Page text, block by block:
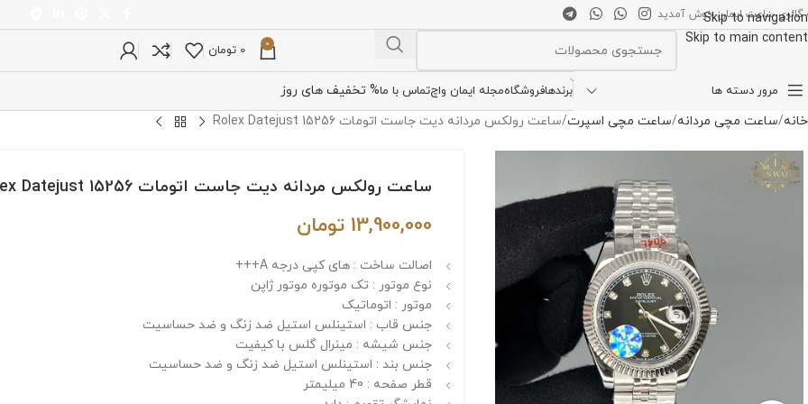
Skip to navigation
Skip to main content
گالری ساعت ایمان خوش آمدید
0
0 تومان
مرور دسته ها برندهافروشگاهمجله ایمان واچتماس با ما% تخفیف های روز
خانه ساعت مچی مردانه ساعت مچی اسپرت ساعت رولکس مردانه دیت جاست اتومات Rolex Datejust 15256
ساعت رولکس مردانه دیت جاست اتومات Rolex Datejust 15256
13,900,000 تومان
اصالت ساخت : های کپی درجه A+++
نوع موتور : تک موتوره موتور ژاپن
موتور : اتوماتیک
جنس قاب : استینلس استیل ضد زنگ و ضد حساسیت
جنس شیشه : مینرال گلس با کیفیت
جنس بند : استینلس استیل ضد زنگ و ضد حساسیت
قطر صفحه : 40 میلیمتر